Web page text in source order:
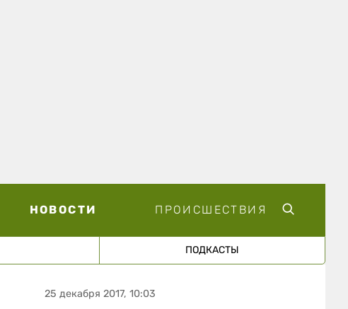
НОВОСТИ ПРОИСШЕСТВИЯ
ПОДКАСТЫ
25 декабря 2017, 10:03